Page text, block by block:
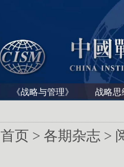
《战略与管理》 战略思
首页 > 各期杂志 >